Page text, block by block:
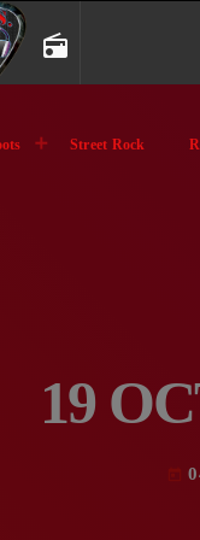
radio
Street Rock
19